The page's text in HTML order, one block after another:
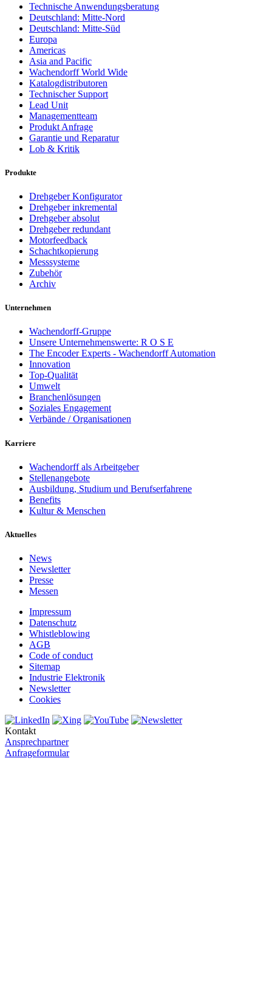
Technische Anwendungsberatung
Deutschland: Mitte-Nord
Deutschland: Mitte-Süd
Europa
Americas
Asia and Pacific
Wachendorff World Wide
Katalogdistributoren
Technischer Support
Lead Unit
Managementteam
Produkt Anfrage
Garantie und Reparatur
Lob & Kritik
Produkte
Drehgeber Konfigurator
Drehgeber inkremental
Drehgeber absolut
Drehgeber redundant
Motorfeedback
Schachtkopierung
Messsysteme
Zubehör
Archiv
Unternehmen
Wachendorff-Gruppe
Unsere Unternehmenswerte: R O S E
The Encoder Experts - Wachendorff Automation
Innovation
Top-Qualität
Umwelt
Branchenlösungen
Soziales Engagement
Verbände / Organisationen
Karriere
Wachendorff als Arbeitgeber
Stellenangebote
Ausbildung, Studium und Berufserfahrene
Benefits
Kultur & Menschen
Aktuelles
News
Newsletter
Presse
Messen
Impressum
Datenschutz
Whistleblowing
AGB
Code of conduct
Sitemap
Industrie Elektronik
Newsletter
Cookies
Kontakt
Ansprechpartner
Anfrageformular